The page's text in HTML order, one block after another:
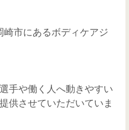
手や働く人へ動きやすい
供させていただいていま